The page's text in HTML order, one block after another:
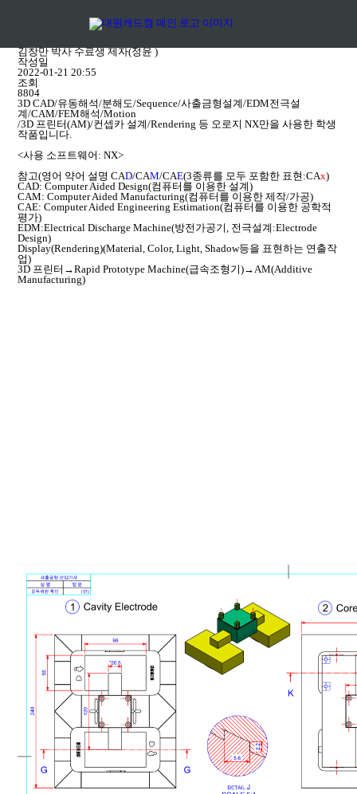
사출금형설계 과정 수료생 작품
사출금형설계·가공
김창만 박사 수료생 제자(정윤 )
작성일
2022-01-21 20:55
조회
8804
3D CAD/유동해석/분해도/Sequence/사출금형설계/EDM전극설
계/CAM/FEM해석/Motion
/3D 프린터(AM)/컨셉카 설계/Rendering 등 오로지 NX만을 사용한 학생
작품입니다.
<사용 소프트웨어: NX>
참고(영어 약어 설명 CAD/CAM/CAE(3종류를 모두 포함한 표현:CAx)
CAD: Computer Aided Design(컴퓨터를 이용한 설계)
CAM: Computer Aided Manufacturing(컴퓨터를 이용한 제작/가공)
CAE: Computer Aided Engineering Estimation(컴퓨터를 이용한 공학적
평가)
EDM:Electrical Discharge Machine(방전가공기, 전극설계:Electrode
Design)
Display(Rendering)(Material, Color, Light, Shadow등을 표현하는 연출작
업)
3D 프린터→Rapid Prototype Machine(급속조형기)→AM(Additive
Manufacturing)